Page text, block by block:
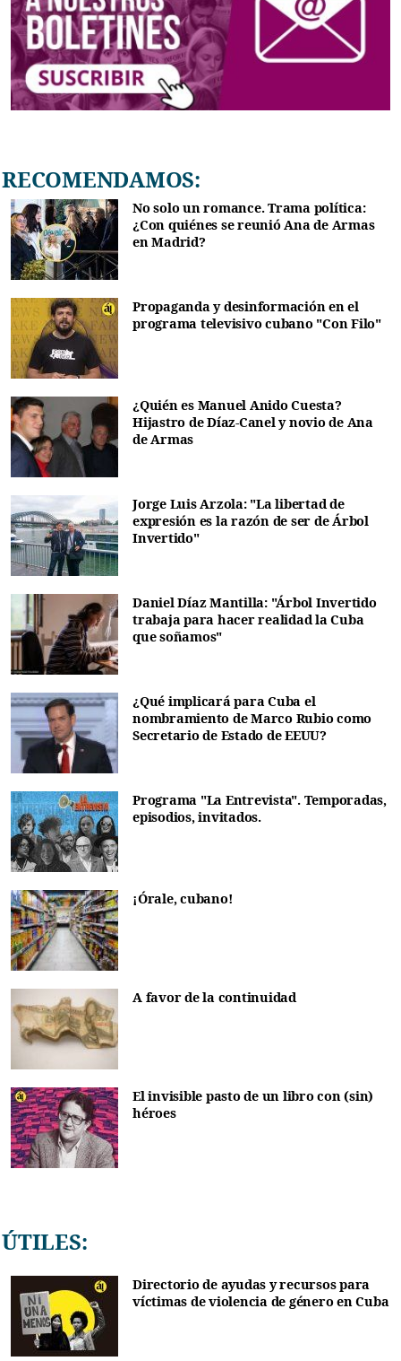
RECOMENDAMOS:
No solo un romance. Trama política:
¿Con quiénes se reunió Ana de Armas
en Madrid?
Propaganda y desinformación en el
programa televisivo cubano "Con Filo"
¿Quién es Manuel Anido Cuesta?
Hijastro de Díaz-Canel y novio de Ana
de Armas
Jorge Luis Arzola: "La libertad de
expresión es la razón de ser de Árbol
Invertido"
Daniel Díaz Mantilla: "Árbol Invertido
trabaja para hacer realidad la Cuba
que soñamos"
¿Qué implicará para Cuba el
nombramiento de Marco Rubio como
Secretario de Estado de EEUU?
Programa "La Entrevista". Temporadas,
episodios, invitados.
¡Órale, cubano!
A favor de la continuidad
El invisible pasto de un libro con (sin)
héroes
ÚTILES:
Directorio de ayudas y recursos para
víctimas de violencia de género en Cuba